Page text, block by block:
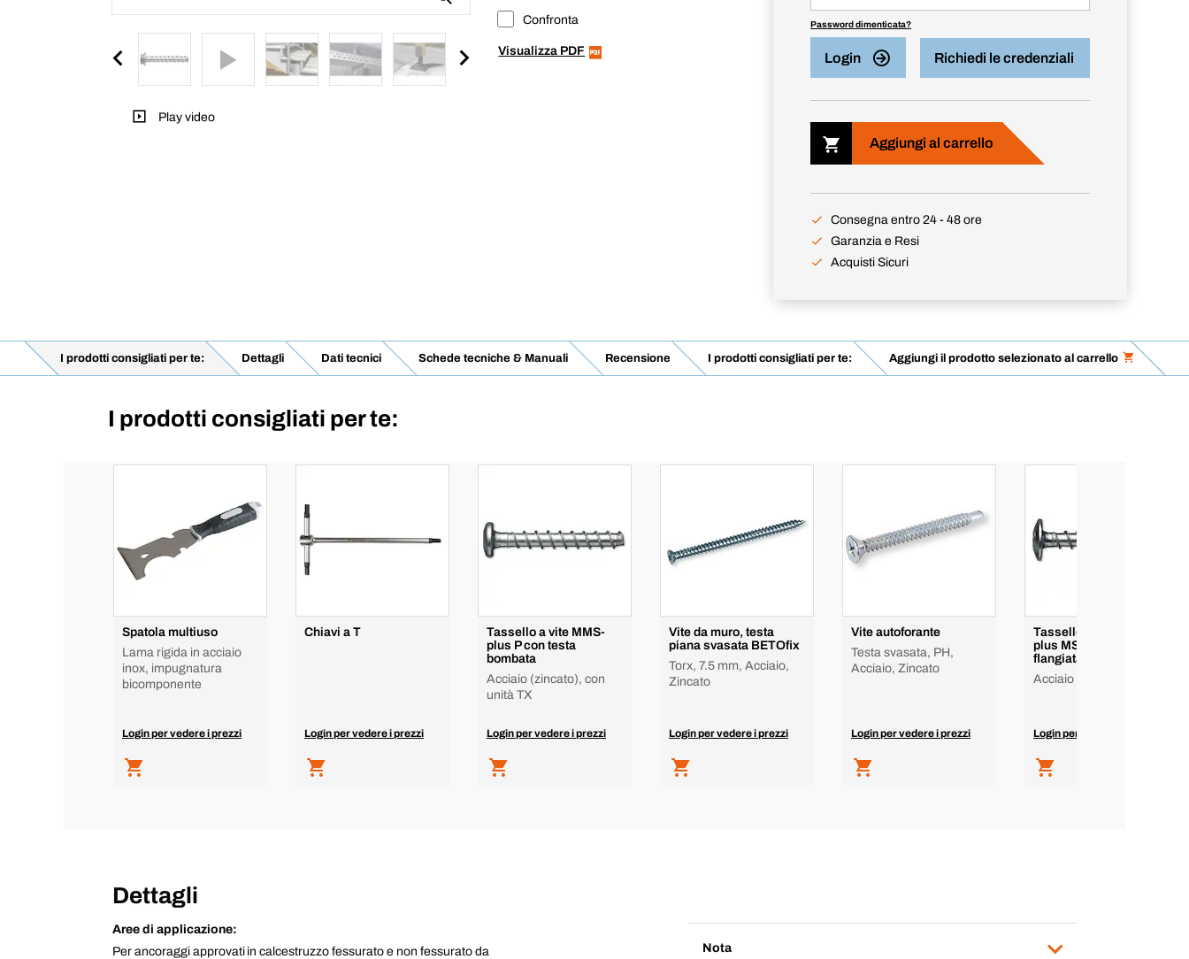
Play video
Confronta
Visualizza PDF
Password dimenticata?
Login Richiedi le credenziali
Aggiungi al carrello
Consegna entro 24 - 48 ore
Garanzia e Resi
Acquisti Sicuri
I prodotti consigliati per te: Dettagli Dati tecnici Schede tecniche & Manuali Recensione I prodotti consigliati per te: Aggiungi il prodotto selezionato al carrello
I prodotti consigliati per te:
Spatola multiuso
Lama rigida in acciaio
inox, impugnatura
bicomponente
Login per vedere i prezzi
Chiavi a T
Login per vedere i prezzi
Tassello a vite MMS-
plus P con testa
bombata
Acciaio (zincato), con
unità TX
Login per vedere i prezzi
Vite da muro, testa
piana svasata BETOfix
Torx, 7.5 mm, Acciaio,
Zincato
Login per vedere i prezzi
Vite autoforante
Testa svasata, PH,
Acciaio, Zincato
Login per vedere i prezzi
Tassello a vite MMS-
plus MS con testa
flangiata
Acciaio (zincato)
Login per vedere i prezzi
Dettagli
Aree di applicazione:
Per ancoraggi approvati in calcestruzzo fessurato e non fessurato da
Nota